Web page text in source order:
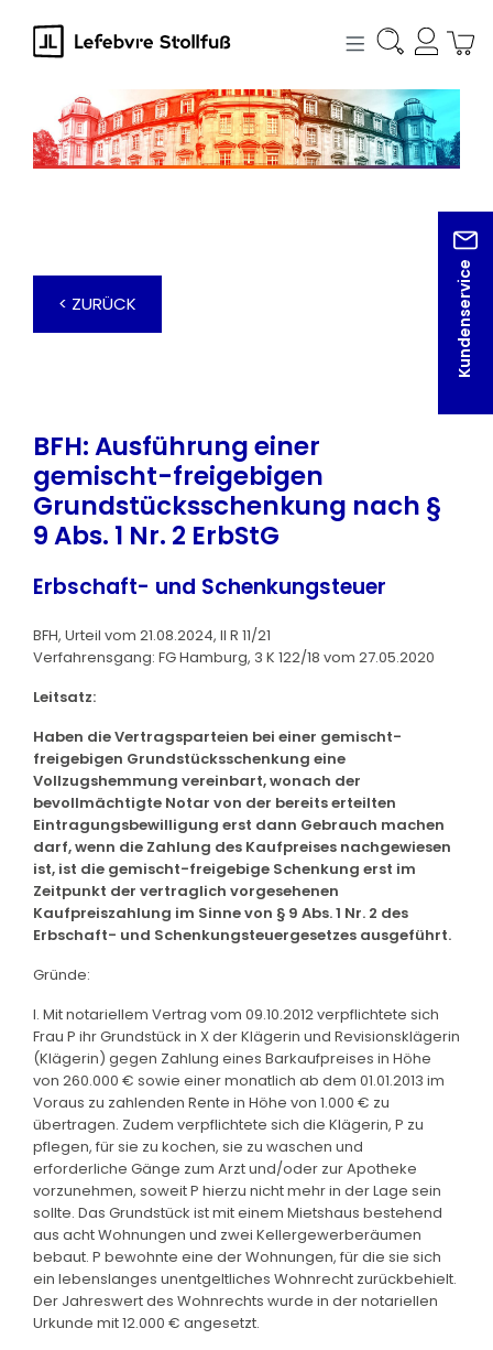
springen
Kundenservice
< ZURÜCK
BFH: Ausführung einer
gemischt-freigebigen
Grundstücksschenkung nach §
9 Abs. 1 Nr. 2 ErbStG
Erbschaft- und Schenkungsteuer
BFH, Urteil vom 21.08.2024, II R 11/21
Verfahrensgang: FG Hamburg, 3 K 122/18 vom 27.05.2020
Leitsatz:
Haben die Vertragsparteien bei einer gemischt-
freigebigen Grundstücksschenkung eine
Vollzugshemmung vereinbart, wonach der
bevollmächtigte Notar von der bereits erteilten
Eintragungsbewilligung erst dann Gebrauch machen
darf, wenn die Zahlung des Kaufpreises nachgewiesen
ist, ist die gemischt-freigebige Schenkung erst im
Zeitpunkt der vertraglich vorgesehenen
Kaufpreiszahlung im Sinne von § 9 Abs. 1 Nr. 2 des
Erbschaft- und Schenkungsteuergesetzes ausgeführt.
Gründe:
I. Mit notariellem Vertrag vom 09.10.2012 verpflichtete sich
Frau P ihr Grundstück in X der Klägerin und Revisionsklägerin
(Klägerin) gegen Zahlung eines Barkaufpreises in Höhe
von 260.000 € sowie einer monatlich ab dem 01.01.2013 im
Voraus zu zahlenden Rente in Höhe von 1.000 € zu
übertragen. Zudem verpflichtete sich die Klägerin, P zu
pflegen, für sie zu kochen, sie zu waschen und
erforderliche Gänge zum Arzt und/oder zur Apotheke
vorzunehmen, soweit P hierzu nicht mehr in der Lage sein
sollte. Das Grundstück ist mit einem Mietshaus bestehend
aus acht Wohnungen und zwei Kellergewerberäumen
bebaut. P bewohnte eine der Wohnungen, für die sie sich
ein lebenslanges unentgeltliches Wohnrecht zurückbehielt.
Der Jahreswert des Wohnrechts wurde in der notariellen
Urkunde mit 12.000 € angesetzt.